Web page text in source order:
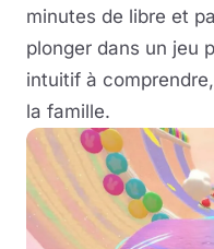
minutes de libre et
plonger dans un jeu
intuitif à
la famille.